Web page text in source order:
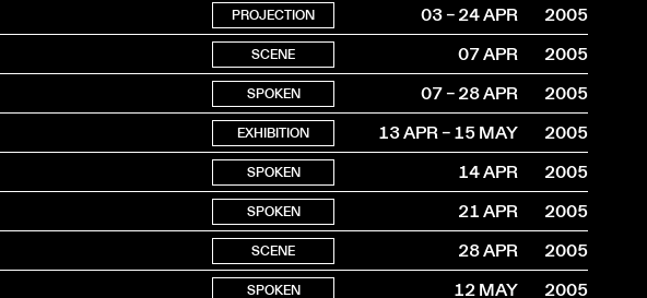
PROJECTION 03 – 24 APR
2005
SCENE 07 APR
2005
SPOKEN 07 – 28 APR
2005
EXHIBITION 13 APR – 15 MAY
2005
SPOKEN 14 APR
2005
SPOKEN 21 APR
2005
SCENE 28 APR
2005
SPOKEN 12 MAY
2005